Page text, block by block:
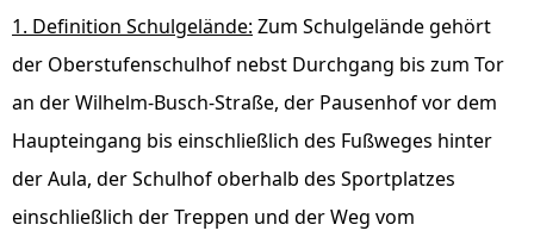
1. Definition Schulgelände: Zum Schulgelände gehört
der Oberstufenschulhof nebst Durchgang bis zum Tor
an der Wilhelm-Busch-Straße, der Pausenhof vor dem
Haupteingang bis einschließlich des Fußweges hinter
der Aula, der Schulhof oberhalb des Sportplatzes
einschließlich der Treppen und der Weg vom